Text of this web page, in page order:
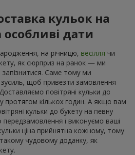
кульок на
особливі дати
на річницю, весілля чи
як сюрприз на ранок — ми
Саме тому ми
щоб привезти замовлення
повітряні кульки до
протягом кількох годин. А якщо вам
кульки до букету на певну
і виконуємо ваші
ціна прийнятна кожному, тому
чудовому доданку, як